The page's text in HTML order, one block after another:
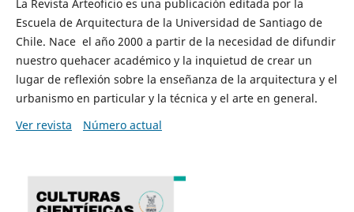
La Revista Arteoficio es una publicación editada por la
Escuela de Arquitectura de la Universidad de Santiago de
Chile. Nace el año 2000 a partir de la necesidad de difundir
nuestro quehacer académico y la inquietud de crear un
lugar de reflexión sobre la enseñanza de la arquitectura y el
urbanismo en particular y la técnica y el arte en general.
Ver revista
Número actual